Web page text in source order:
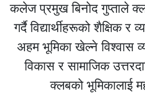
कलेज प्रमुख बिनोद गुप्ताले
गर्दै विद्यार्थीहरूको शैक्षिक र
अहम भूमिका खेल्ने विश्वास
विकास र सामाजिक
क्लबको भूमिकालाई